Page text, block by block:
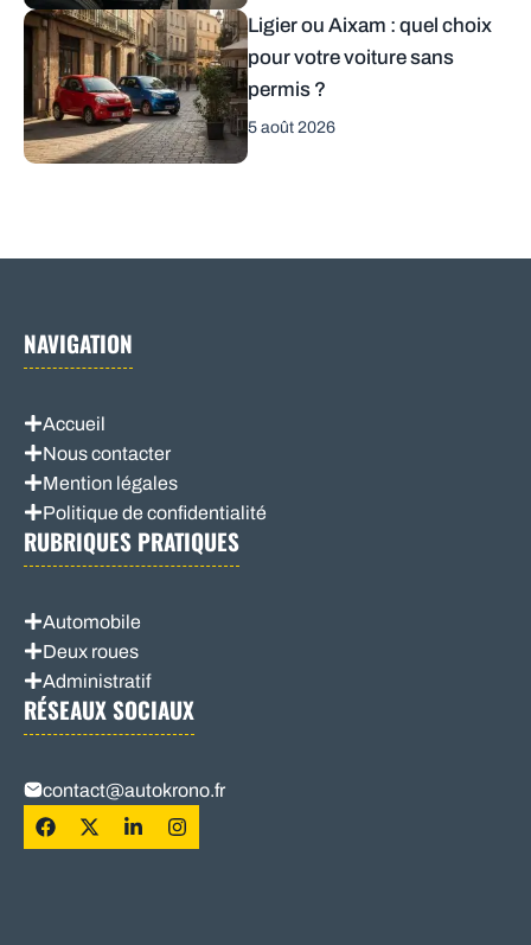
Ligier ou Aixam : quel choix
pour votre voiture sans
permis ?
5 août 2026
NAVIGATION
Accueil
Nous contacter
Mention légales
Politique de confidentialité
RUBRIQUES PRATIQUES
Automobile
Deux roues
Administratif
RÉSEAUX SOCIAUX
contact@autokrono.fr